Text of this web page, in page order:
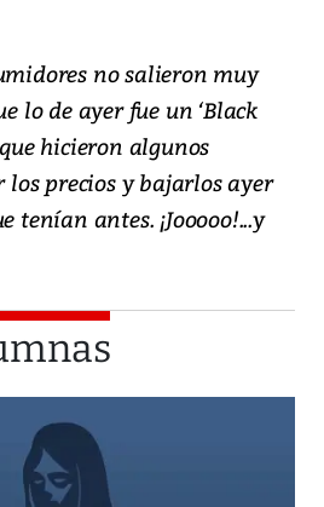
no salieron muy
lo de ayer fue un ‘Black
hicieron algunos
los precios y bajarlos ayer
tenían antes. ¡Jooooo!...y